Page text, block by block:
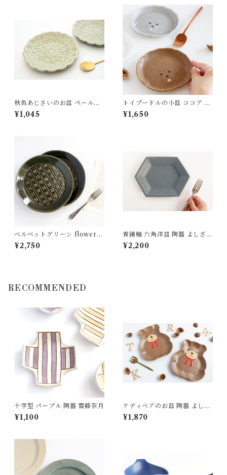
秋色あじさいのお皿 ペールグ
リーン 陶器 よしざわ窯 益子
¥1,045
トイプードルの小皿 ココア 磁
器 よしざわ窯 益子
¥1,650
ベルベットグリーン flower p
attern 丸皿 ２５センチ 陶器
よしざわ窯 益子
¥2,750
青錆釉 六角洋皿 陶器 よしざわ
窯
¥2,200
RECOMMENDED
十字型 パープル 陶器 齋藤奈月
¥1,100
テディベアのお皿 陶器 よしざ
わ窯
¥1,870